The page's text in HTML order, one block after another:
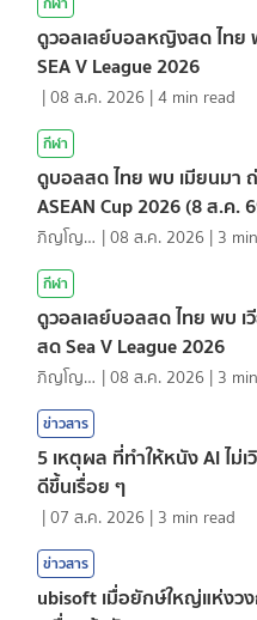
ดูวอลเลย์บอลหญิงสด ไทย
SEA V League 2026
|08 ส.ค. 2026 |4 min read
กีฬา
ดูบอลสด ไทย พบ เมียนมา
ASEAN Cup 2026 (8 ส.ค.
ภิญโญ ส่องแสง |08 ส.ค. 2026 | 3
กีฬา
ดูวอลเลย์บอลสด ไทย พบ
สด Sea V League 2026
ภิญโญ ส่องแสง |08 ส.ค. 2026 | 3
ข่าวสาร
5 เหตุผล ที่ทำให้หนัง AI ไม่
ดีขึ้นเรื่อย ๆ
|07 ส.ค. 2026 | 3 min read
ข่าวสาร
ubisoft เมื่อยักษ์ใหญ่แห่งวง